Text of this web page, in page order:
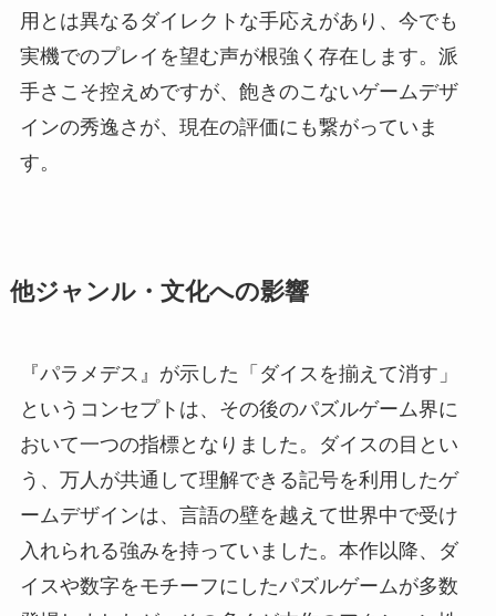
用とは異なるダイレクトな手応えがあり、今でも
実機でのプレイを望む声が根強く存在します。派
手さこそ控えめですが、飽きのこないゲームデザ
インの秀逸さが、現在の評価にも繋がっていま
す。
他ジャンル・文化への影響
『パラメデス』が示した「ダイスを揃えて消す」
というコンセプトは、その後のパズルゲーム界に
おいて一つの指標となりました。ダイスの目とい
う、万人が共通して理解できる記号を利用したゲ
ームデザインは、言語の壁を越えて世界中で受け
入れられる強みを持っていました。本作以降、ダ
イスや数字をモチーフにしたパズルゲームが多数